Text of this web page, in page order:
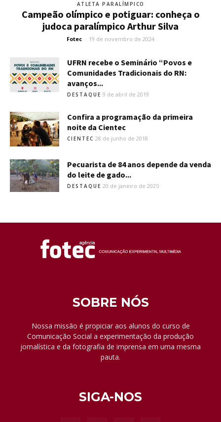
ATLETA PARALÍMPICO
Campeão olímpico e potiguar: conheça o
judoca paralímpico Arthur Silva
Fotec - 19 de novembro de 2024
UFRN recebe o Seminário “Povos e
Comunidades Tradicionais do RN:
avanços...
DESTAQUE 9 de abril de 2019
Confira a programação da primeira
noite da Cientec
CIENTEC 28 de junho de 2018
Pecuarista de 84 anos depende da venda
do leite de gado...
DESTAQUE 20 de janeiro de 2025
SOBRE NÓS
Nossa missão é propiciar aos alunos do curso de
Comunicação Social a experimentação da produção
jornalística e da fotografia de imprensa em uma mesma
pauta.
SIGA-NOS